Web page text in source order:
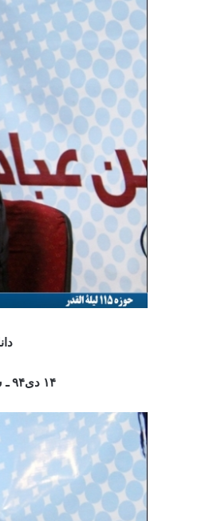
۱۴ دی۹۴ ـ سالن همایش‌های مسجد امام علی بن ابی‌طالب